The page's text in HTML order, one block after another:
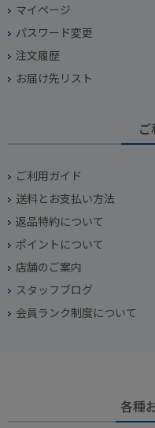
マイページ
パスワード変更
注文履歴
お届け先リスト
ご利用ガイド
送料とお支払い方法
返品特約について
ポイントについて
店舗のご案内
スタッフブログ
会員ランク制度について
各種